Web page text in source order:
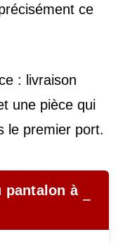
ce
: livraison
une pièce qui
le premier port.
pantalon à
−